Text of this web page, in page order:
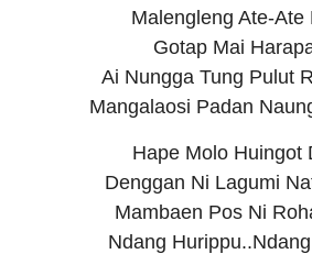
Malengleng Ate-Ate
Gotap Mai
Ai Nungga Tung Pulut
Mangalaosi Padan
Hape Molo Huingot
Denggan Ni Lagumi
Mambaen Pos Ni
Ndang